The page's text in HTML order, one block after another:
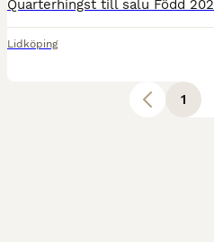
Lidköping
1